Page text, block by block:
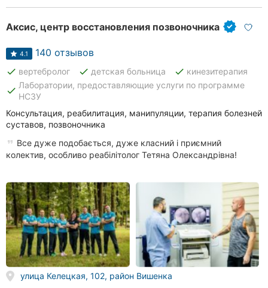
Аксис, центр восстановления позвоночника
4.1 140 отзывов
done вертебролог done детская больница done кинезитерапия
done
Лаборатории, предоставляющие услуги по программе
НСЗУ
Консультация, реабилитация, манипуляции, терапия болезней
суставов, позвоночника
Все дуже подобається, дуже класний і приємний
колектив, особливо реабілітолог Тетяна Олександрівна!
улица Келецкая, 102, район Вишенка